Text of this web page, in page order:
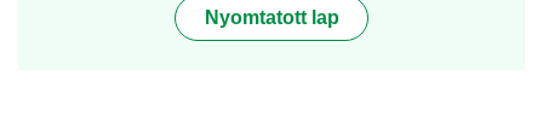
Nyomtatott lap